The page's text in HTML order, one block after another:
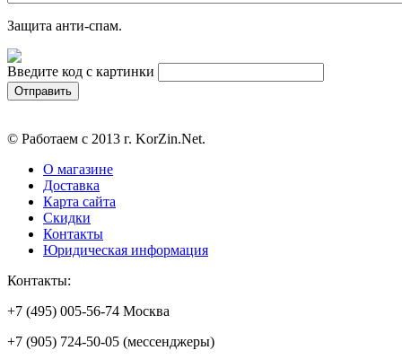
Защита анти-спам.
Введите код с картинки
© Работаем с 2013 г. KorZin.Net.
О магазине
Доставка
Карта сайта
Скидки
Контакты
Юридическая информация
Контакты:
+7 (495) 005-56-74 Москва
+7 (905) 724-50-05 (мессенджеры)